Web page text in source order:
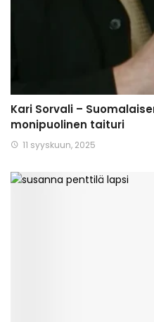
Kari Sorvali –
monipuolinen taituri
11 syyskuun, 2025